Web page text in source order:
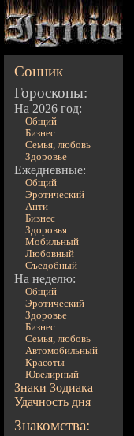
Сонник
Гороскопы:
На 2026 год:
Общий
Бизнес
Семья, любовь
Здоровье
Ежедневные:
Общий
Эротический
Анти
Бизнес
Здоровья
Мобильный
Любовный
Съедобный
На неделю:
Общий
Эротический
Здоровье
Бизнес
Семья, любовь
Автомобильный
Красоты
Ювелирный
Знаки Зодиака
Удачность дня
Знакомства: